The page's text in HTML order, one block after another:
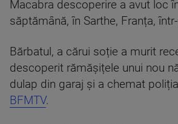
Macabra descoperire a avut loc
săptămână, în Sarthe, Franța,
Bărbatul, a cărui soție a murit
descoperit rămășițele unui nou
dulap din garaj și a chemat
BFMTV.